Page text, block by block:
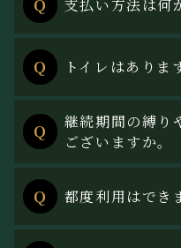
鍵の開け方、機械の操
Ｑ 支払い方法は何
支払い方法はクレジッ
Ｑ トイレはありま
申し訳ありません。建
ん。
Ｑ
継続期間の縛り
ございますか。
一切ございません。最
可能です。
Ｑ 都度利用はでき
月額会員様専用の施設